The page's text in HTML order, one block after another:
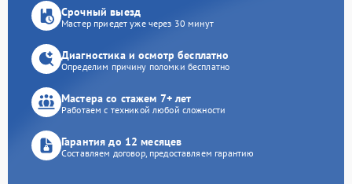
Срочный выезд
Мастер приедет уже через 30 минут
Диагностика и осмотр бесплатно
Определим причину поломки бесплатно
Мастера со стажем 7+ лет
Работаем с техникой любой сложности
Гарантия до 12 месяцев
Составляем договор, предоставляем гарантию